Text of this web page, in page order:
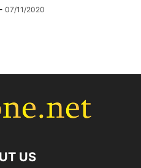
- 07/11/2020
US